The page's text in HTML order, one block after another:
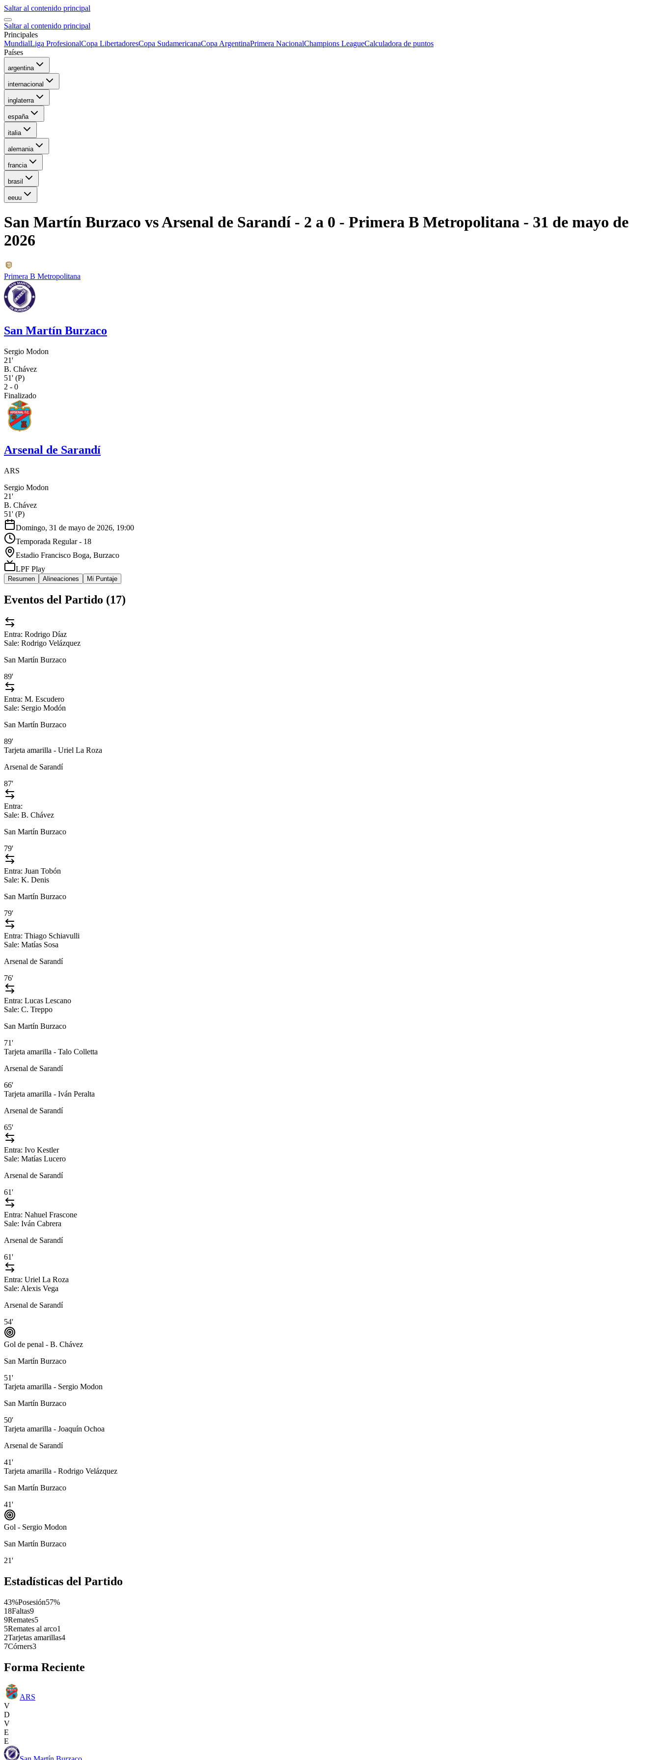
Saltar al contenido principal
Saltar al contenido principal
Principales
MundialLiga ProfesionalCopa LibertadoresCopa SudamericanaCopa ArgentinaPrimera NacionalChampions LeagueCalculadora de puntos
Países
argentina
internacional
inglaterra
españa
italia
alemania
francia
brasil
eeuu
San Martín Burzaco vsArsenal de Sarandí- 2 a 0 - Primera B Metropolitana - 31 de mayo de
2026
Primera B Metropolitana
San Martín Burzaco
Sergio Modon
21'
B. Chávez
51' (P)
2 - 0
Finalizado
Arsenal de Sarandí
ARS
Sergio Modon
21'
B. Chávez
51' (P)
Domingo, 31 de mayo de 2026, 19:00
Temporada Regular - 18
Estadio Francisco Boga, Burzaco
LPF Play
Resumen Alineaciones Mi Puntaje
Eventos del Partido (17)
Entra: Rodrigo Díaz
Sale: Rodrigo Velázquez
San Martín Burzaco
89'
Entra: M. Escudero
Sale: Sergio Modón
San Martín Burzaco
89'
Tarjeta amarilla - Uriel La Roza
Arsenal de Sarandí
87'
Entra:
Sale: B. Chávez
San Martín Burzaco
79'
Entra: Juan Tobón
Sale: K. Denis
San Martín Burzaco
79'
Entra: Thiago Schiavulli
Sale: Matías Sosa
Arsenal de Sarandí
76'
Entra: Lucas Lescano
Sale: C. Treppo
San Martín Burzaco
71'
Tarjeta amarilla - Talo Colletta
Arsenal de Sarandí
66'
Tarjeta amarilla - Iván Peralta
Arsenal de Sarandí
65'
Entra: Ivo Kestler
Sale: Matías Lucero
Arsenal de Sarandí
61'
Entra: Nahuel Frascone
Sale: Iván Cabrera
Arsenal de Sarandí
61'
Entra: Uriel La Roza
Sale: Alexis Vega
Arsenal de Sarandí
54'
Gol de penal - B. Chávez
San Martín Burzaco
51'
Tarjeta amarilla - Sergio Modon
San Martín Burzaco
50'
Tarjeta amarilla - Joaquín Ochoa
Arsenal de Sarandí
41'
Tarjeta amarilla - Rodrigo Velázquez
San Martín Burzaco
41'
Gol - Sergio Modon
San Martín Burzaco
21'
Estadísticas del Partido
43%Posesión57%
18Faltas9
9Remates5
5Remates al arco1
2Tarjetas amarillas4
7Córners3
Forma Reciente
ARS
V
D
V
E
E